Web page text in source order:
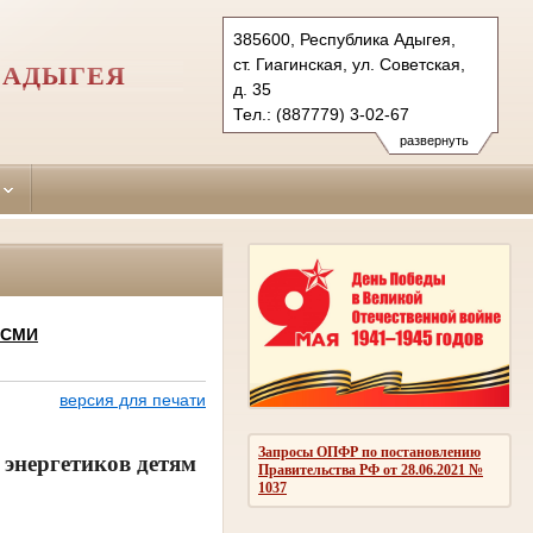
развернуть
385600, Республика Адыгея,
ст. Гиагинская, ул. Советская,
д. 35
Тел.: (887779) 3-02-67
giaginsky.adg@sudrf.ru
giagsud@mail.ru
Запросы ОПФР по постановлению
Правительства РФ от 28.06.2021 №
1037
СМИ
версия для печати
детям